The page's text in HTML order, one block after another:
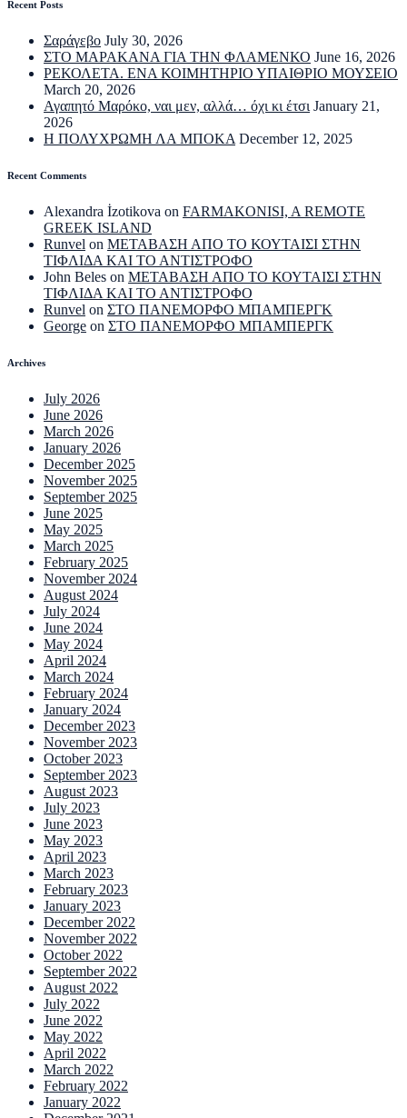
Recent Posts
Σαράγεβο July 30, 2026
ΣΤΟ ΜΑΡΑΚΑΝΑ ΓΙΑ ΤΗΝ ΦΛΑΜΕΝΚΟ June 16, 2026
ΡΕΚΟΛΕΤΑ. ΕΝΑ ΚΟΙΜΗΤΗΡΙΟ ΥΠΑΙΘΡΙΟ ΜΟΥΣΕΙΟ
March 20, 2026
Αγαπητό Μαρόκο, ναι μεν, αλλά… όχι κι έτσι January 21,
2026
Η ΠΟΛΥΧΡΩΜΗ ΛΑ ΜΠΟΚΑ December 12, 2025
Recent Comments
Alexandra İzotikova on FARMAKONISI, A REMOTE
GREEK ISLAND
Runvel on ΜΕΤΑΒΑΣΗ ΑΠΟ ΤΟ ΚΟΥΤΑΙΣΙ ΣΤΗΝ
ΤΙΦΛΙΔΑ ΚΑΙ ΤΟ ΑΝΤΙΣΤΡΟΦΟ
John Beles on ΜΕΤΑΒΑΣΗ ΑΠΟ ΤΟ ΚΟΥΤΑΙΣΙ ΣΤΗΝ
ΤΙΦΛΙΔΑ ΚΑΙ ΤΟ ΑΝΤΙΣΤΡΟΦΟ
Runvel on ΣΤΟ ΠΑΝΕΜΟΡΦΟ ΜΠΑΜΠΕΡΓΚ
George on ΣΤΟ ΠΑΝΕΜΟΡΦΟ ΜΠΑΜΠΕΡΓΚ
Archives
July 2026
June 2026
March 2026
January 2026
December 2025
November 2025
September 2025
June 2025
May 2025
March 2025
February 2025
November 2024
August 2024
July 2024
June 2024
May 2024
April 2024
March 2024
February 2024
January 2024
December 2023
November 2023
October 2023
September 2023
August 2023
July 2023
June 2023
May 2023
April 2023
March 2023
February 2023
January 2023
December 2022
November 2022
October 2022
September 2022
August 2022
July 2022
June 2022
May 2022
April 2022
March 2022
February 2022
January 2022